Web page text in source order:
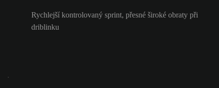
Rychlejší kontrolovaný sprint, přesné široké obraty při
driblinku